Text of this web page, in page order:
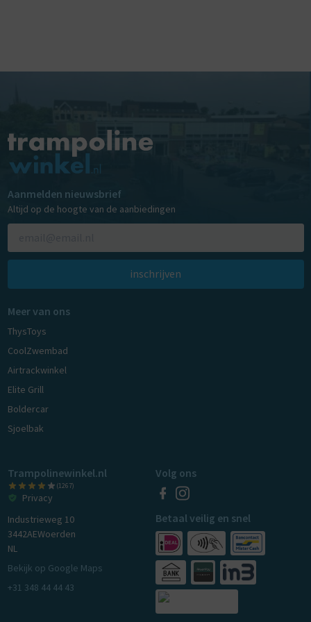
Aanmelden nieuwsbrief
Altijd op de hoogte van de aanbiedingen
inschrijven
Meer van ons
ThysToys
CoolZwembad
Airtrackwinkel
Elite Grill
Boldercar
Sjoelbak
Trampolinewinkel.nl
(1267)
Privacy
Industrieweg 10
3442AEWoerden
NL
Bekijk op Google Maps
+31 348 44 44 43
Volg ons
Betaal veilig en snel